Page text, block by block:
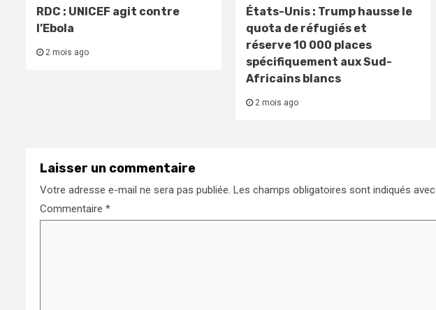
RDC : UNICEF agit contre
l’Ebola
2 mois ago
États-Unis : Trump hausse le
quota de réfugiés et
réserve 10 000 places
spécifiquement aux Sud-
Africains blancs
2 mois ago
Laisser un commentaire
Votre adresse e-mail ne sera pas publiée. Les champs obligatoires sont indiqués avec
Commentaire *